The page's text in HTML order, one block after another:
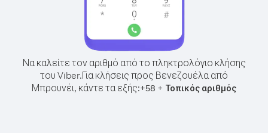
Να καλείτε τον αριθμό από το πληκτρολόγιο κλήσης
του Viber.Για κλήσεις προς Βενεζουέλα από
Μπρουνέι, κάντε τα εξής:+58 + Τοπικός αριθμός